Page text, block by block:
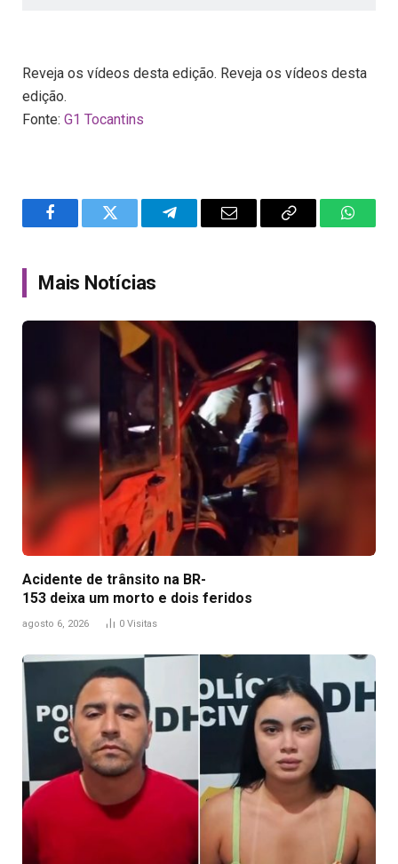
Reveja os vídeos desta edição. Reveja os vídeos desta
edição.
Fonte: G1 Tocantins
FacebookTwitter TelegramEmail
Copy
Mais Notícias
Acidente de trânsito na BR-
153 deixa um morto e dois feridos
agosto 6, 2026 0 Visitas